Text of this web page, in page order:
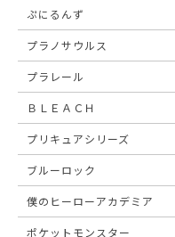
ぷにるんず
プラノサウルス
プラレール
ＢＬＥＡＣＨ
プリキュアシリーズ
ブルーロック
僕のヒーローアカデミア
ポケットモンスター